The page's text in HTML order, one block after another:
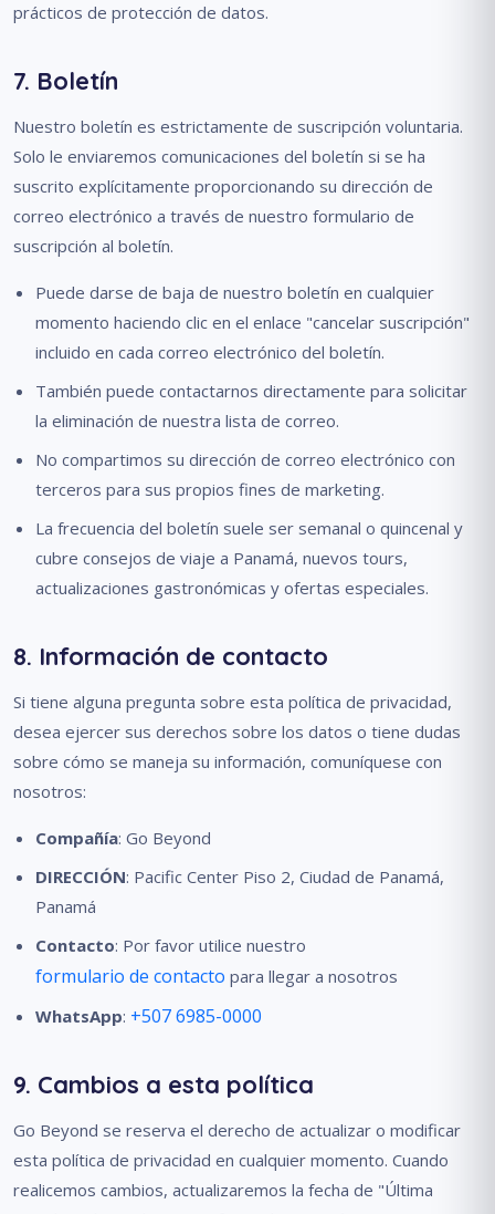
prácticos de protección de datos.
7. Boletín
Nuestro boletín es estrictamente de suscripción voluntaria.
Solo le enviaremos comunicaciones del boletín si se ha
suscrito explícitamente proporcionando su dirección de
correo electrónico a través de nuestro formulario de
suscripción al boletín.
Puede darse de baja de nuestro boletín en cualquier
momento haciendo clic en el enlace "cancelar suscripción"
incluido en cada correo electrónico del boletín.
También puede contactarnos directamente para solicitar
la eliminación de nuestra lista de correo.
No compartimos su dirección de correo electrónico con
terceros para sus propios fines de marketing.
La frecuencia del boletín suele ser semanal o quincenal y
cubre consejos de viaje a Panamá, nuevos tours,
actualizaciones gastronómicas y ofertas especiales.
8. Información de contacto
Si tiene alguna pregunta sobre esta política de privacidad,
desea ejercer sus derechos sobre los datos o tiene dudas
sobre cómo se maneja su información, comuníquese con
nosotros:
Compañía: Go Beyond
DIRECCIÓN: Pacific Center Piso 2, Ciudad de Panamá,
Panamá
Contacto: Por favor utilice nuestro
formulario de contacto para llegar a nosotros
WhatsApp: +507 6985-0000
9. Cambios a esta política
Go Beyond se reserva el derecho de actualizar o modificar
esta política de privacidad en cualquier momento. Cuando
realicemos cambios, actualizaremos la fecha de "Última